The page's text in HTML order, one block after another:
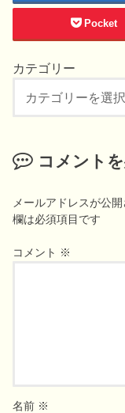
Pocket
カテゴリー
ー
コメント
メールアドレスが公
欄は必須項目です
コメント ※
名前 ※